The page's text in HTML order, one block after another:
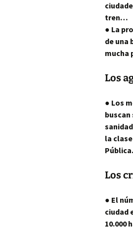
tren…
● La
de una
mucha
Los
● Los
la
Los
● El
ciudad
10.000